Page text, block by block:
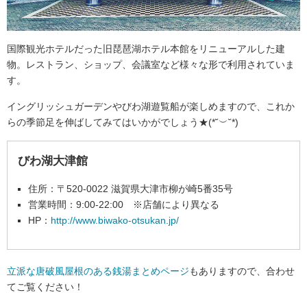
国際観光ホテルだった旧琵琶湖ホテル本館をリニューアルした建
物。レストラン、ショップ、会議室など様々な形で利用されていま
す。
イングリッシュガーデンやびわ湖遊覧船が楽しめますので、これか
らの季節足を伸ばしてみてはいかがでしょう★(*˘︶˘*)
びわ湖大津館
住所：〒520-0022 滋賀県大津市柳が崎5番35号
営業時間：9:00-22:00 ※店舗により異なる
HP： http://www.biwako-otsukan.jp/
立派な唐破風屋根のある銭湯まとめページもありますので、合わせ
てご覧ください！